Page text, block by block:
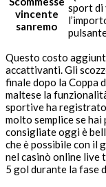
vincente
sanremo
sport di
Questo costo
accattivanti. Gli
finale dopo la Coppa
maltese la
sportive ha
molto semplice se hai
consigliate oggi è
che è possibile con il
nel casinò online live
5 gol durante la fase